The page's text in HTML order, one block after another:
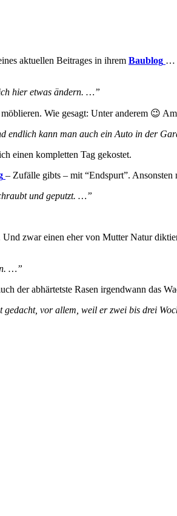
aktuellen Beitrages in ihrem Baublog …
hier etwas ändern. …”
Wie gesagt: Unter anderem 😉
endlich kann man auch ein Auto in der
einen kompletten Tag gekostet.
– Zufälle gibts – mit “Endspurt”. Ansonsten
und geputzt. …”
Und zwar einen eher von Mutter Natur
…”
der abhärtetste Rasen irgendwann das
vor allem, weil er zwei bis drei